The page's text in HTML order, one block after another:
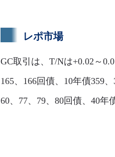
レポ市場
GC取引は、T/Nは+0.02～
165、166回債、10年債359
60、77、79、80回債、40年